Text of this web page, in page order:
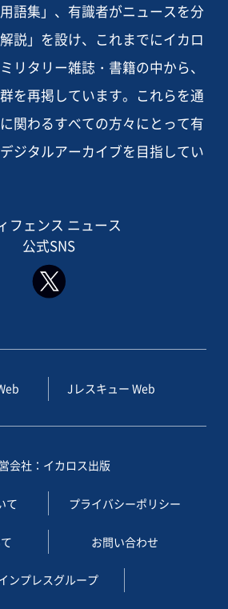
語集」、有識者がニュースを分
説」を設け、これまでにイカロ
リタリー雑誌・書籍の中から、
を再掲しています。これらを通
関わるすべての方々にとって有
ジタルアーカイブを目指してい
フェンス ニュース
公式SNS
Jレスキュー Web
会社：イカロス出版
て プライバシーポリシー
お問い合わせ
ンプレスグループ